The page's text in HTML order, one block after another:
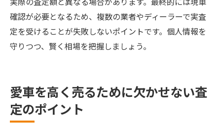
確認が必要となるため、複数の業者やディーラーで実査
定を受けることが失敗しないポイントです。個人情報を
守りつつ、賢く相場を把握しましょう。
愛車を高く売るために欠かせない査
定のポイント